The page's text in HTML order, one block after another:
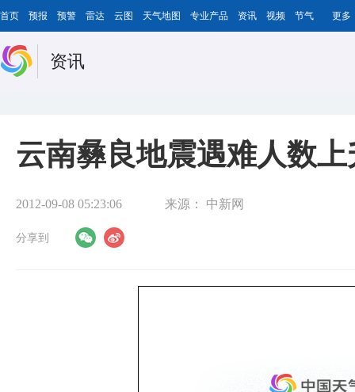
首页 预报 预警 雷达 云图 天气地图 专业产品 资讯 视频 节气 更多
资讯
云南彝良地震遇难人数上
2012-09-08 05:23:06 来源： 中新网
分享到